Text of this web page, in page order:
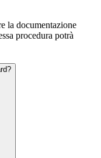
la documentazione
procedura potrà